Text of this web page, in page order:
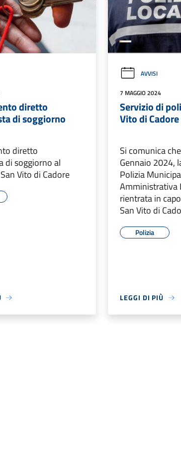
diretto
di soggiorno
diretto
di soggiorno al
Vito di Cadore
AVVISI
7 MAGGIO 2024
Servizio di
Vito di Cadore
Si comunica
Gennaio 2024,
Polizia
Amministrativa
rientrata in
San Vito di
Polizia
LEGGI DI PIÙ